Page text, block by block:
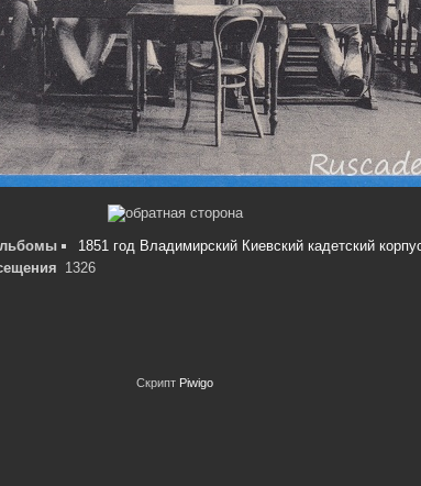
1851 год Владимирский Киевский кадетский
1326
Скрипт Piwigo